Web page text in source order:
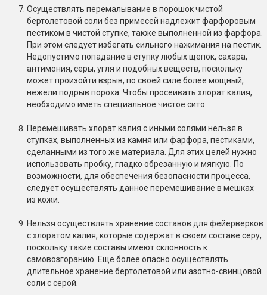
Осуществлять перемалывание в порошок чистой
бертолетовой соли без примесей надлежит фарфоровым
пестиком в чистой ступке, также выполненной из фарфора.
При этом следует избегать сильного нажимания на пестик.
Недопустимо попадание в ступку любых щепок, сахара,
антимония, серы, угля и подобных веществ, поскольку
может произойти взрыв, по своей силе более мощный,
нежели подрыв пороха. Чтобы просеивать хлорат калия,
необходимо иметь специальное чистое сито.
Перемешивать хлорат калия с иными солями нельзя в
ступках, выполненных из камня или фарфора, пестиками,
сделанными из того же материала. Для этих целей нужно
использовать пробку, гладко обрезанную и мягкую. По
возможности, для обеспечения безопасности процесса,
следует осуществлять данное перемешивание в мешках
из кожи.
Нельзя осуществлять хранение составов для фейерверков
с хлоратом калия, которые содержат в своем составе серу,
поскольку такие составы имеют склонность к
самовозгоранию. Еще более опасно осуществлять
длительное хранение бертолетовой или азотно-свинцовой
соли с серой.